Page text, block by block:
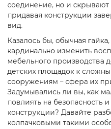
соединение, но и
придавая конструкции
вид.
Казалось бы, обычная
кардинально изменить
мебельного производства
детских площадок к
сооружениям – сфера их
Задумывались ли вы, как
повлиять на безопасность
конструкции? Давайте
колпачковыми такими